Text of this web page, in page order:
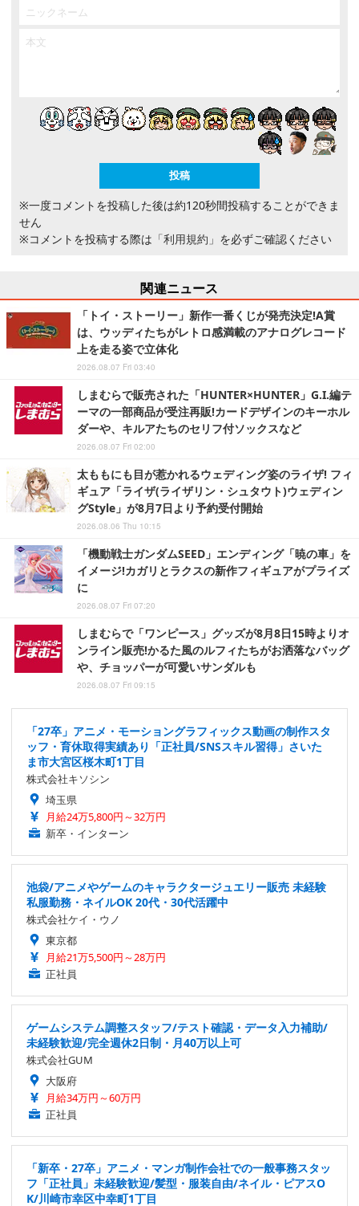
※一度コメントを投稿した後は約120秒間投稿することができま
せん
※コメントを投稿する際は 「利用規約」 を必ずご確認ください
関連ニュース
「トイ・ストーリー」新作一番くじが発売決定!A賞
は、ウッディたちがレトロ感満載のアナログレコード
上を走る姿で立体化
2026.08.07 Fri 03:40
しまむらで販売された「HUNTER×HUNTER」G.I.編テ
ーマの一部商品が受注再販!カードデザインのキーホル
ダーや、キルアたちのセリフ付ソックスなど
2026.08.07 Fri 02:00
太ももにも目が惹かれるウェディング姿のライザ! フィ
ギュア「ライザ(ライザリン・シュタウト)ウェディン
グStyle」が8月7日より予約受付開始
2026.08.06 Thu 10:15
「機動戦士ガンダムSEED」エンディング「暁の車」を
イメージ!カガリとラクスの新作フィギュアがプライズ
に
2026.08.07 Fri 07:20
しまむらで「ワンピース」グッズが8月8日15時よりオ
ンライン販売!かるた風のルフィたちがお洒落なバッグ
や、チョッパーが可愛いサンダルも
2026.08.07 Fri 09:15
「27卒」アニメ・モーショングラフィックス動画の制作スタ
ッフ・育休取得実績あり「正社員/SNSスキル習得」さいた
ま市大宮区桜木町1丁目
株式会社キソシン
埼玉県
月給24万5,800円～32万円
新卒・インターン
池袋/アニメやゲームのキャラクタージュエリー販売 未経験
私服勤務・ネイルOK 20代・30代活躍中
株式会社ケイ・ウノ
東京都
月給21万5,500円～28万円
正社員
ゲームシステム調整スタッフ/テスト確認・データ入力補助/
未経験歓迎/完全週休2日制・月40万以上可
株式会社GUM
大阪府
月給34万円～60万円
正社員
「新卒・27卒」アニメ・マンガ制作会社での一般事務スタッ
フ「正社員」未経験歓迎/髪型・服装自由/ネイル・ピアスO
K/川崎市幸区中幸町1丁目